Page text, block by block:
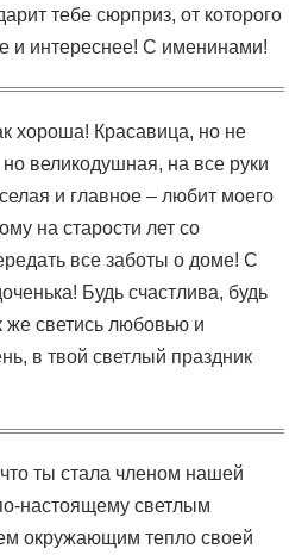
тебе сюрприз, от которого
и интереснее! С именинами!
хороша! Красавица, но не
великодушная, на все руки
и главное – любит моего
на старости лет со
все заботы о доме! С
Будь счастлива, будь
же светись любовью и
в твой светлый праздник
ты стала членом нашей
настоящему светлым
окружающим тепло своей